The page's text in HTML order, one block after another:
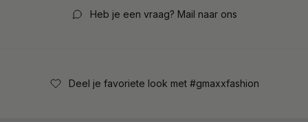
Heb je een vraag? Mail naar ons
Deel je favoriete look met #gmaxxfashion